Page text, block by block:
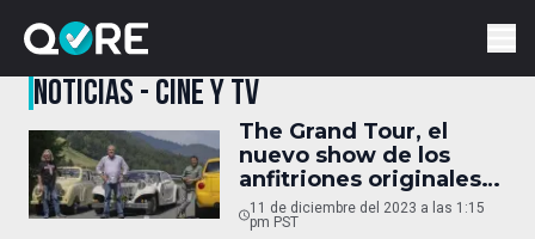
NOTICIAS - CINE Y TV
The Grand Tour, el
nuevo show de los
anfitriones originales
de Top Gear, tampoco
continuará
11 de diciembre del 2023 a las 1:15
pm PST